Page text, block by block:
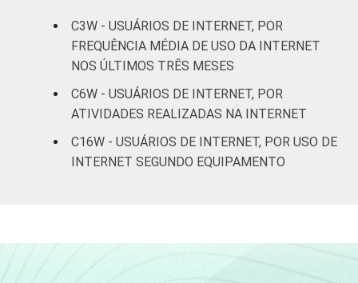
Oeste
CLASSE
AB
C 36
DE 16 77
C3W - USUÁRIOS DE INTERNET, POR
FREQUÊNCIA MÉDIA DE USO DA INTERNET
NOS ÚLTIMOS TRÊS MESES
C6W - USUÁRIOS DE INTERNET, POR
ATIVIDADES REALIZADAS NA INTERNET
C16W - USUÁRIOS DE INTERNET, POR USO DE
INTERNET SEGUNDO EQUIPAMENTO